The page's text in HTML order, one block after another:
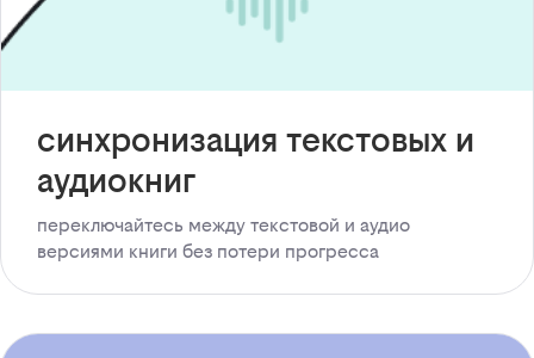
синхронизация текстовых и
аудиокниг
переключайтесь между текстовой и аудио
версиями книги без потери прогресса